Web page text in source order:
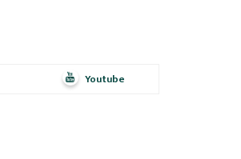
Youtube